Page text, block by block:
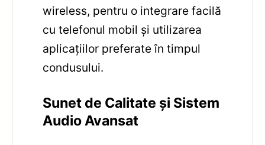
wireless, pentru o integrare facilă
cu telefonul mobil și utilizarea
aplicațiilor preferate în timpul
condusului.
Sunet de Calitate și Sistem
Audio Avansat